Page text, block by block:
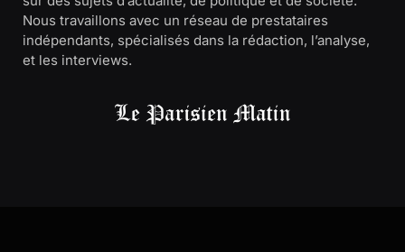
Nous travaillons avec un réseau de prestataires
indépendants, spécialisés dans la rédaction, l’analyse,
et les interviews.